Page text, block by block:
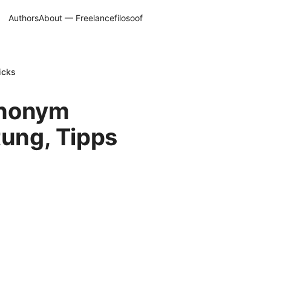
AuthorsAbout — Freelancefilosoof
Tipps